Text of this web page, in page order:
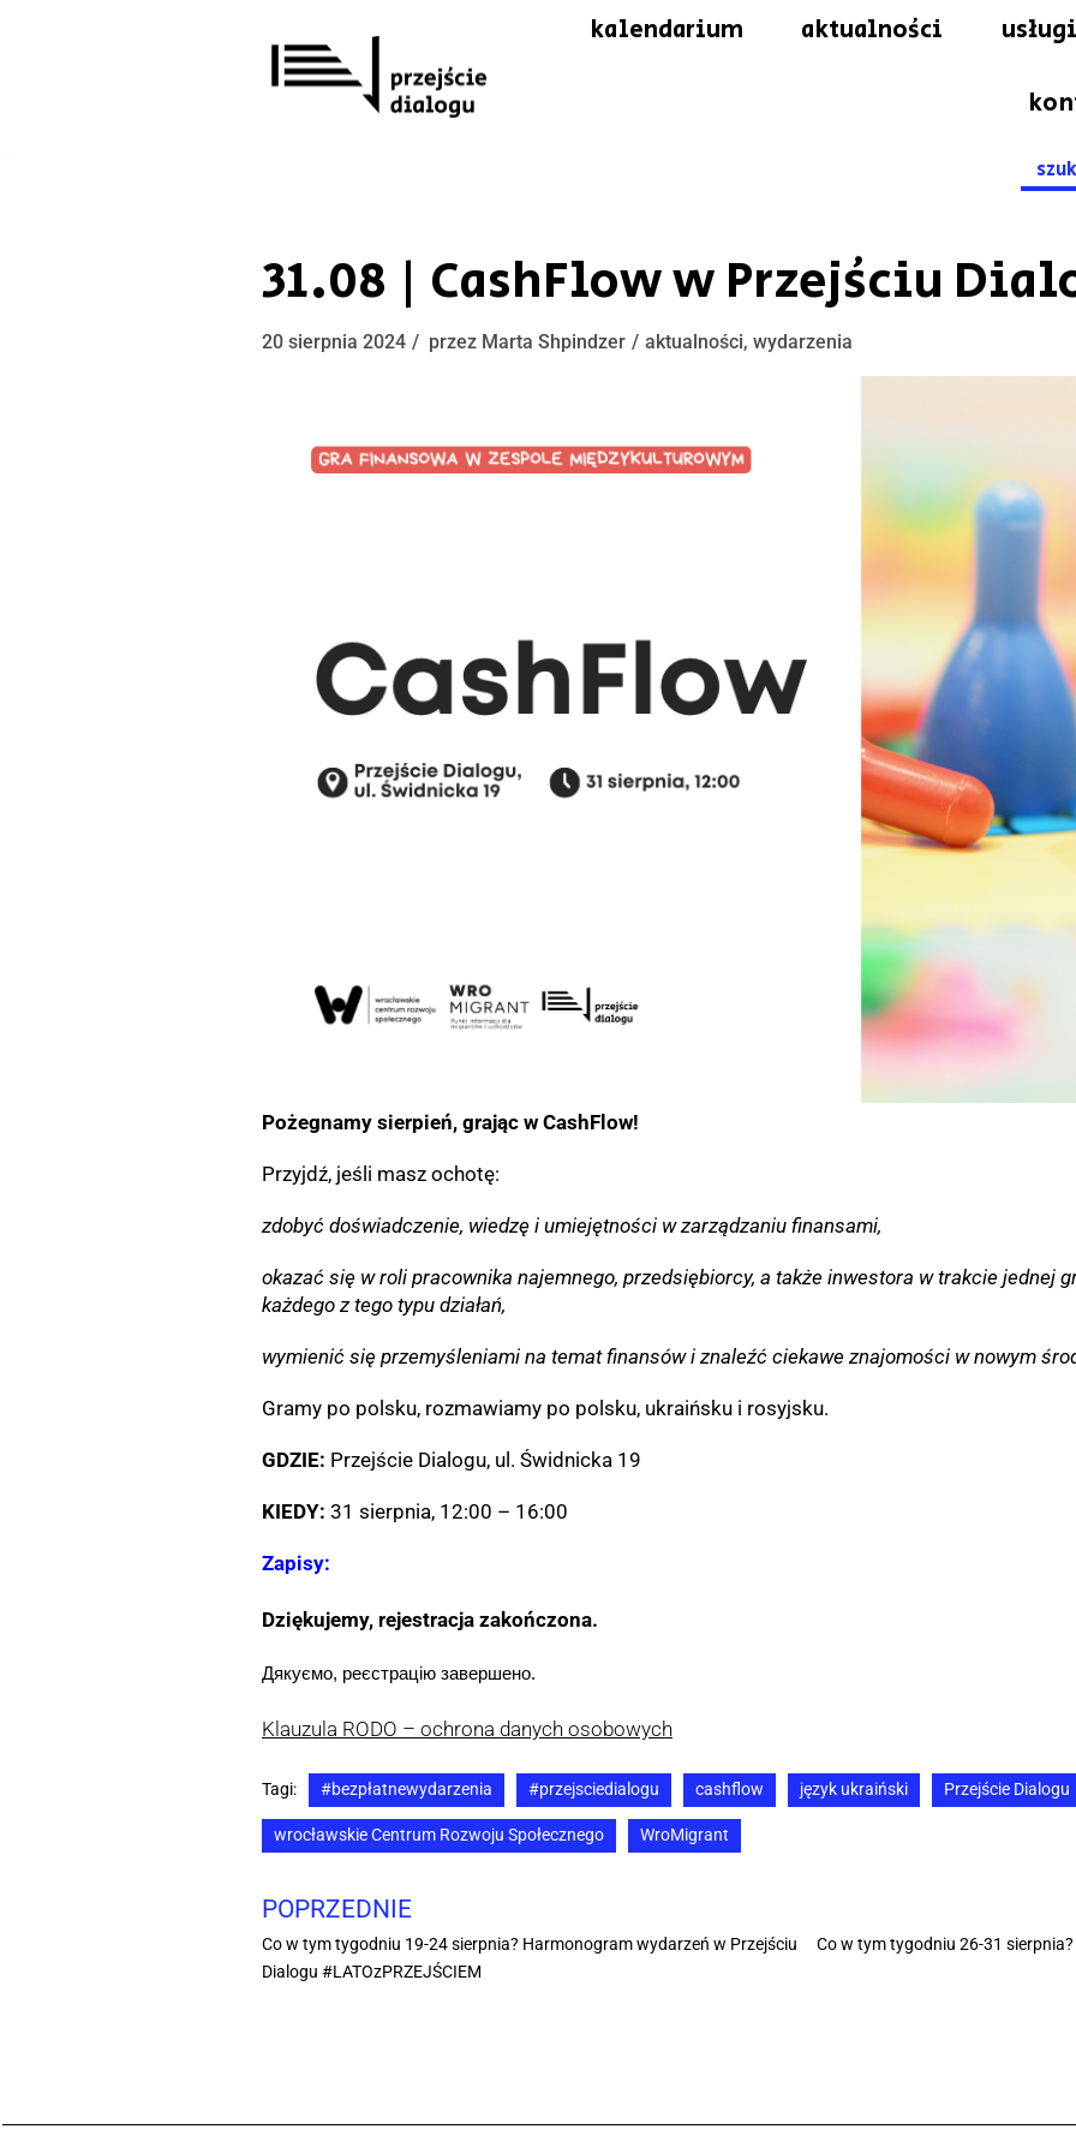
kalendarium aktualności
for:
31.08 | CashFlow w Przejściu
20 sierpnia 2024 przez Marta Shpindzer aktualności, wydarzenia
Pożegnamy sierpień, grając w CashFlow!
Przyjdź, jeśli masz ochotę:
zdobyć doświadczenie, wiedzę i umiejętności w zarządzaniu finansami,
okazać się w roli pracownika najemnego, przedsiębiorcy, a także inwestora w trakcie jednej
każdego z tego typu działań,
wymienić się przemyśleniami na temat finansów i znaleźć ciekawe znajomości w nowym
Gramy po polsku, rozmawiamy po polsku, ukraińsku i rosyjsku.
GDZIE: Przejście Dialogu, ul. Świdnicka 19
KIEDY: 31 sierpnia, 12:00 – 16:00
Zapisy:
Dziękujemy, rejestracja zakończona.
Дякуємо, реєстрацію завершено.
Klauzula RODO – ochrona danych osobowych
Tagi: #bezpłatnewydarzenia #przejsciedialogu cashflow język ukraiński Przejście Dialogu
wrocławskie Centrum Rozwoju Społecznego WroMigrant
POPRZEDNIE
Co w tym tygodniu 19-24 sierpnia? Harmonogram wydarzeń w Przejściu
Dialogu #LATOzPRZEJŚCIEM
Co w tym tygodniu 26-31